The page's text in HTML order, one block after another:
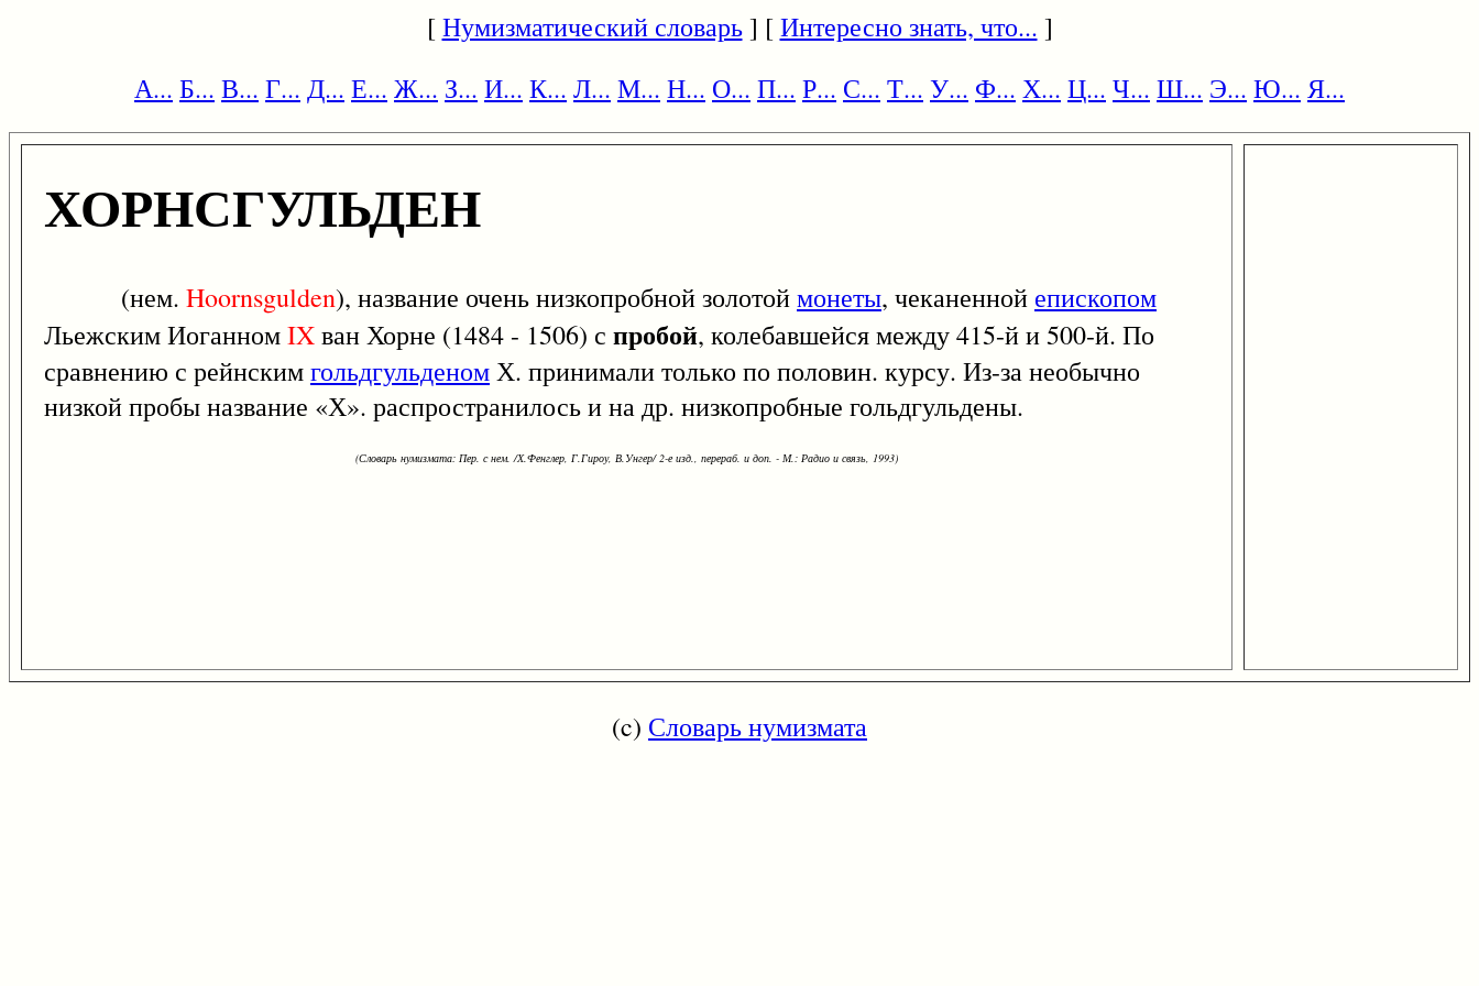
[Нумизматический словарь] [Интересно знать, что... ]
А... Б... В... Г... Д... Е... Ж... З... И... К... Л... М... Н... О... П... Р... С... Т... У... Ф... Х... Ц... Ч... Ш... Э... Ю... Я...
ХОРНСГУЛЬДЕН
(нем. Hoornsgulden), название очень низкопробной золотоймонеты, чеканенной епископом
Льежским ИоганномIXван Хорне (1484 - 1506) с пробой, колебавшейся между 415-й и 500-й. По
сравнению с рейнскимгольдгульденомХ. принимали только по половин. курсу. Из-за необычно
низкой пробы название «Х». распространилось и на др. низкопробные гольдгульдены.
(Словарь нумизмата: Пер. с нем. /Х.Фенглер, Г.Гироу, В.Унгер/ 2-е изд., перераб. и доп. - М.: Радио и связь, 1993)
(c) Словарь нумизмата